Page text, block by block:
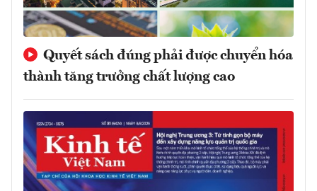
Quyết sách đúng phải được chuyển hóa
thành tăng trưởng chất lượng cao